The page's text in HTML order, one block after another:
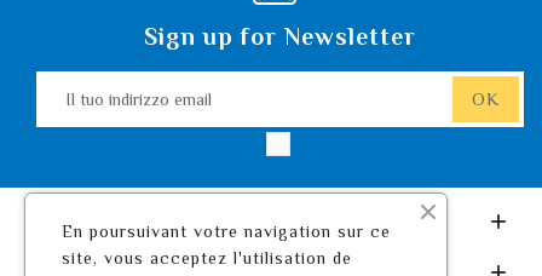
Sign up for Newsletter

Il Tuo Account
En poursuivant votre navigation sur ce
site, vous acceptez l'utilisation de